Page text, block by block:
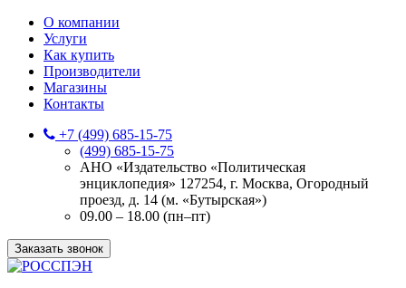
О компании
Услуги
Как купить
Производители
Магазины
Контакты
+7 (499) 685-15-75
(499) 685-15-75
АНО «Издательство «Политическая
энциклопедия» 127254, г. Москва, Огородный
проезд, д. 14 (м. «Бутырская»)
09.00 – 18.00 (пн–пт)
Заказать звонок